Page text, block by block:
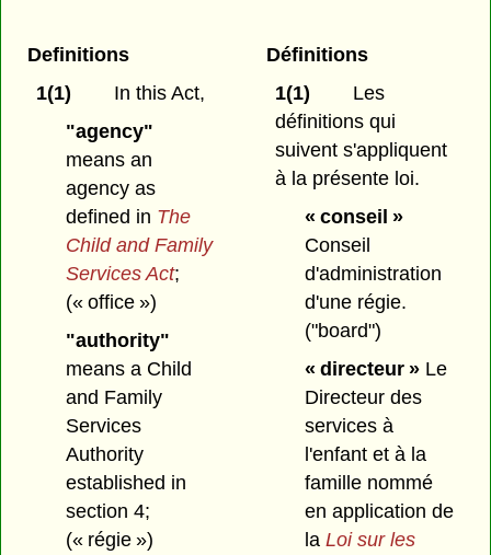
Definitions
1(1)
In this Act,
"agency"
means an
agency as
defined in The
Child and Family
Services Act;
(« office »)
"authority"
means a Child
and Family
Services
Authority
established in
section 4;
(« régie »)
Définitions
1(1)
Les
définitions qui
suivent s'appliquent
à la présente loi.
« conseil »
Conseil
d'administration
d'une régie.
("board")
« directeur »Le
Directeur des
services à
l'enfant et à la
famille nommé
en application de
la Loi sur les